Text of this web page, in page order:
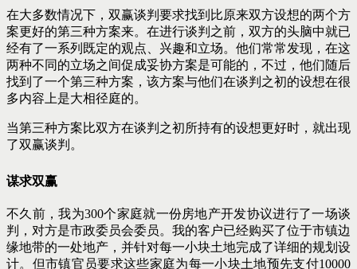
在大多数情况下，双赢谈判要求找到比原来双方设想的两个方
案更好的第三种方案来。在进行谈判之前，双方的头脑中就已
经有了一系列既定的观点、兴趣和立场。他们常常发现，在这
两种不同的立场之间促成妥协方案是可能的，不过，他们随后
找到了一个第三种方案，该方案与他们在谈判之初的设想在很
多内容上是大相径庭的。
当第三种方案比双方在谈判之初所持有的设想更好时，就出现
了双赢谈判。
谋求双赢
不久前，我为300个家庭就一份房地产开发协议进行了一场谈
判，对方是市政委员会委员。我的客户已经购买了位于市镇边
缘地带的一处地产，并针对每一小块土地完成了详细的规划设
计。但市镇官员要求这些家庭为每一小块土地预先支付10000